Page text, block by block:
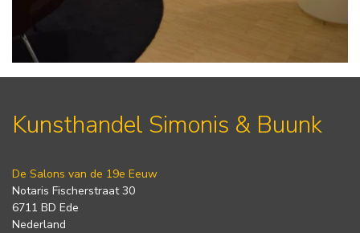
Kunsthandel Simonis & Buunk
De Salons van de 19e Eeuw
Notaris Fischerstraat 30
6711 BD Ede
Nederland